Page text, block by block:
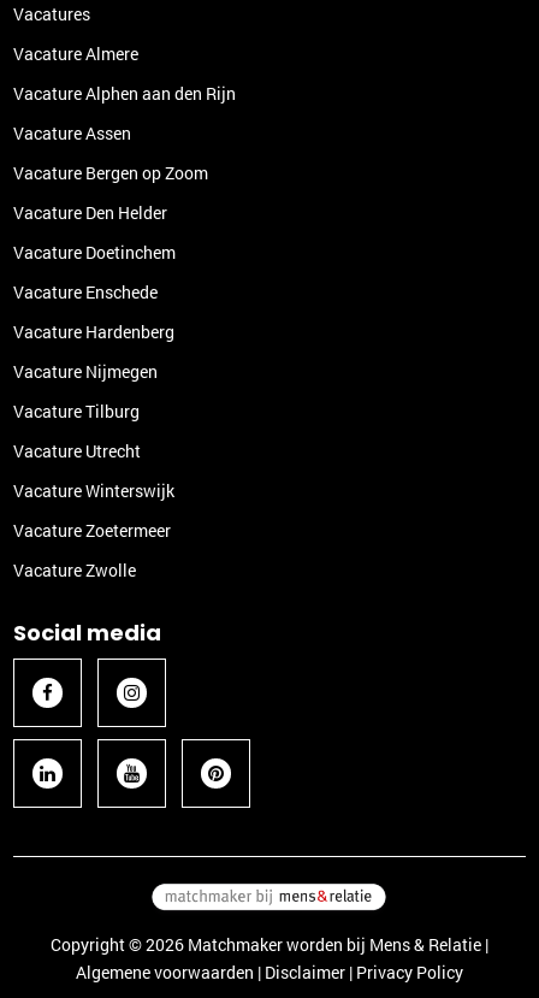
Vacatures
Vacature Almere
Vacature Alphen aan den Rijn
Vacature Assen
Vacature Bergen op Zoom
Vacature Den Helder
Vacature Doetinchem
Vacature Enschede
Vacature Hardenberg
Vacature Nijmegen
Vacature Tilburg
Vacature Utrecht
Vacature Winterswijk
Vacature Zoetermeer
Vacature Zwolle
Social media
Copyright © 2026 Matchmaker worden bij Mens & Relatie |
Algemene voorwaarden | Disclaimer| Privacy Policy